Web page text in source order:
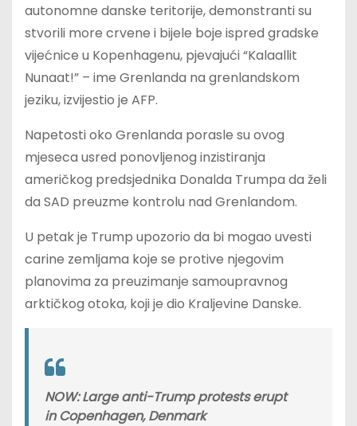
autonomne danske teritorije, demonstranti su
stvorili more crvene i bijele boje ispred gradske
vijećnice u Kopenhagenu, pjevajući “Kalaallit
Nunaat!” – ime Grenlanda na grenlandskom
jeziku, izvijestio je AFP.
Napetosti oko Grenlanda porasle su ovog
mjeseca usred ponovljenog inzistiranja
američkog predsjednika Donalda Trumpa da želi
da SAD preuzme kontrolu nad Grenlandom.
U petak je Trump upozorio da bi mogao uvesti
carine zemljama koje se protive njegovim
planovima za preuzimanje samoupravnog
arktičkog otoka, koji je dio Kraljevine Danske.
NOW: Large anti-Trump protests erupt
in Copenhagen, Denmark